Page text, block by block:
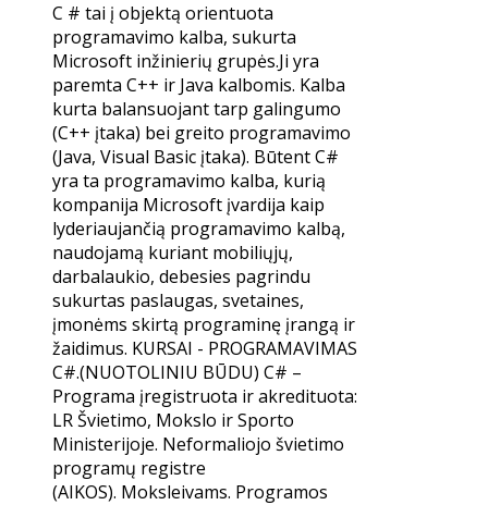
​C # tai į objektą orientuota
programavimo kalba, sukurta
Microsoft inžinierių grupės.Ji yra
paremta C++ ir Java kalbomis. Kalba
kurta balansuojant tarp galingumo
(C++ įtaka) bei greito programavimo
(Java, Visual Basic įtaka). Būtent C#
yra ta programavimo kalba, kurią
kompanija Microsoft įvardija kaip
lyderiaujančią programavimo kalbą,
naudojamą kuriant mobiliųjų,
darbalaukio, debesies pagrindu
sukurtas paslaugas, svetaines,
įmonėms skirtą programinę įrangą ir
žaidimus. KURSAI - PROGRAMAVIMAS
C#.(NUOTOLINIU BŪDU) C# –
Programa įregistruota ir akredituota:
LR Švietimo, Mokslo ir Sporto
Ministerijoje. Neformaliojo švietimo
programų registre
(AIKOS). Moksleivams. Programos